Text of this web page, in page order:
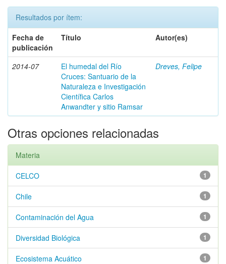
Resultados por ítem:
Fecha de
publicación
Título Autor(es)
2014-07
El humedal del Río
Cruces: Santuario de la
Naturaleza e Investigación
Científica Carlos
Anwandter y sitio Ramsar
Dreves, Felipe
Otras opciones relacionadas
Materia
1
CELCO
1
Chile
1
Contaminación del Agua
1
Diversidad Biológica
1
Ecosistema Acuático